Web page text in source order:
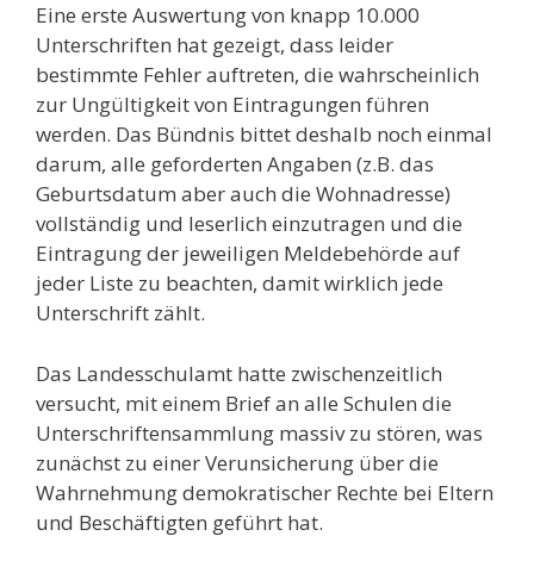
Eine erste Auswertung von knapp 10.000
Unterschriften hat gezeigt, dass leider
bestimmte Fehler auftreten, die wahrscheinlich
zur Ungültigkeit von Eintragungen führen
werden. Das Bündnis bittet deshalb noch einmal
darum, alle geforderten Angaben (z.B. das
Geburtsdatum aber auch die Wohnadresse)
vollständig und leserlich einzutragen und die
Eintragung der jeweiligen Meldebehörde auf
jeder Liste zu beachten, damit wirklich jede
Unterschrift zählt.
Das Landesschulamt hatte zwischenzeitlich
versucht, mit einem Brief an alle Schulen die
Unterschriftensammlung massiv zu stören, was
zunächst zu einer Verunsicherung über die
Wahrnehmung demokratischer Rechte bei Eltern
und Beschäftigten geführt hat.